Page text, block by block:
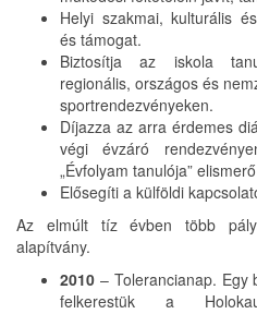
Helyi szakmai, kulturális
és támogat.
Biztosítja az iskola
regionális, országos és
sportrendezvényeken.
Díjazza az arra érdemes
végi évzáró
„Évfolyam tanulója”
Elősegíti a külföldi
Az elmúlt tíz évben több
alapítvány.
2010 – Tolerancianap. Egy
felkerestük a